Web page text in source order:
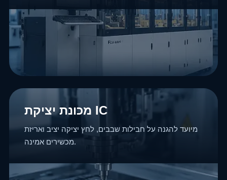
מכונת יציקת IC
מיועד להגנה על חבילות שבבים, לחץ יציקה יציב ואריזת
מכשירים אמינה.